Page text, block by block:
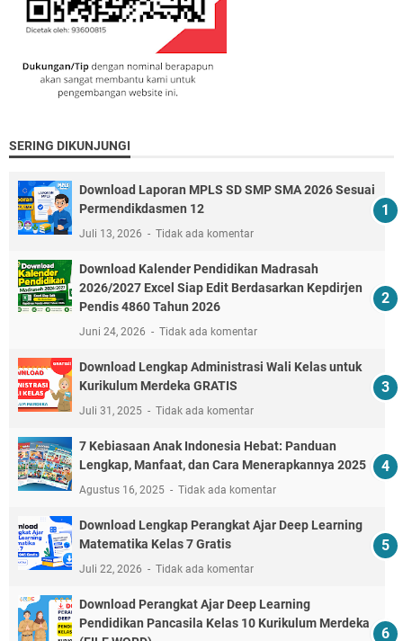
SERING DIKUNJUNGI
Download Laporan MPLS SD SMP SMA 2026 Sesuai
Permendikdasmen 12
Juli 13, 2026 Tidak ada komentar
Download Kalender Pendidikan Madrasah
2026/2027 Excel Siap Edit Berdasarkan Kepdirjen
Pendis 4860 Tahun 2026
Juni 24, 2026 Tidak ada komentar
Download Lengkap Administrasi Wali Kelas untuk
Kurikulum Merdeka GRATIS
Juli 31, 2025 Tidak ada komentar
7 Kebiasaan Anak Indonesia Hebat: Panduan
Lengkap, Manfaat, dan Cara Menerapkannya 2025
Agustus 16, 2025 Tidak ada komentar
Download Lengkap Perangkat Ajar Deep Learning
Matematika Kelas 7 Gratis
Juli 22, 2026 Tidak ada komentar
Download Perangkat Ajar Deep Learning
Pendidikan Pancasila Kelas 10 Kurikulum Merdeka